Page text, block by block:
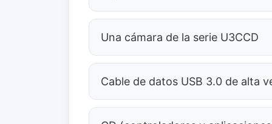
Una cámara de la serie U3CCD
Cable de datos USB 3.0 de alta